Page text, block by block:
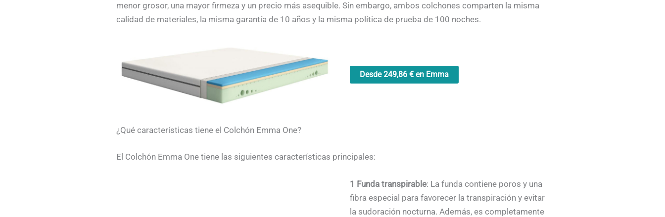
menor grosor, una mayor firmeza y un precio más asequible. Sin embargo, ambos colchones comparten la misma
calidad de materiales, la misma garantía de 10 años y la misma política de prueba de 100 noches.
Desde 249,86 € en Emma
¿Qué características tiene el Colchón Emma One?
El Colchón Emma One tiene las siguientes características principales:
1 Funda transpirable: La funda contiene poros y una
fibra especial para favorecer la transpiración y evitar
la sudoración nocturna. Además, es completamente